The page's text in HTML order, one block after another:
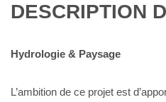
DESCRIPTION
Hydrologie & Paysage
L’ambition de ce projet est